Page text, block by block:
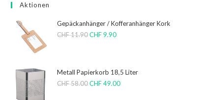
Aktionen
Gepäckanhänger / Kofferanhänger Kork
CHF11.90 CHF9.90
Metall Papierkorb 18,5 Liter
CHF58.00 CHF49.00